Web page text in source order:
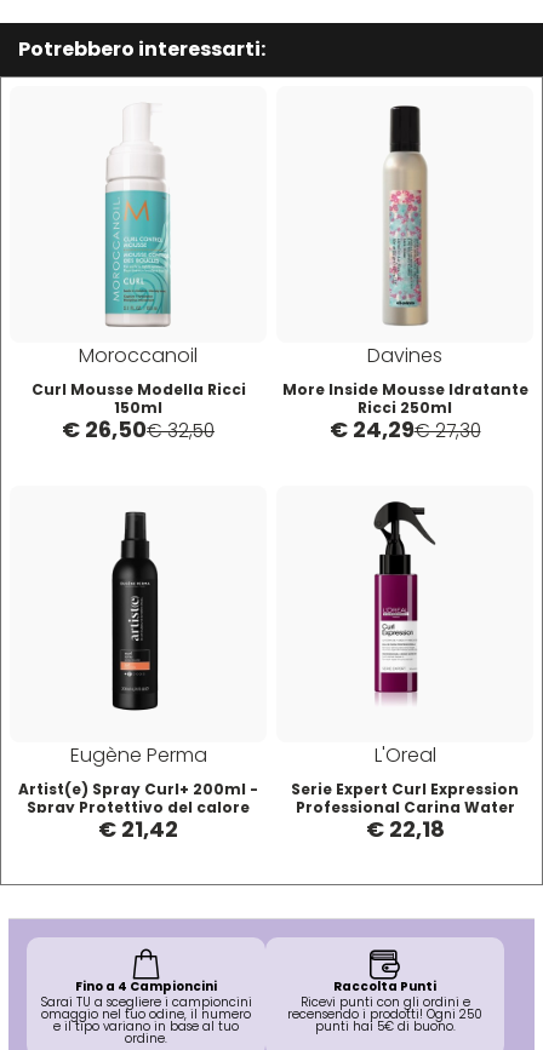
WAHL
Wella
Wetbrush
WOODY'S
Xanitalia
Potrebbero interessarti:
Moroccanoil
Curl Mousse Modella Ricci
150ml
€ 26,50€ 32,50
Davines
More Inside Mousse Idratante
Ricci 250ml
€ 24,29€ 27,30
Eugène Perma
Artist(e) Spray Curl+ 200ml -
Spray Protettivo del calore
€ 21,42
L'Oreal
Serie Expert Curl Expression
Professional Caring Water
Mist - Ravvivante Ricci/Mossi
190 ml
€ 22,18
Fino a 4 Campioncini
Sarai TU a scegliere i campioncini
omaggio nel tuo odine, il numero
e il tipo variano in base al tuo
ordine.
Raccolta Punti
Ricevi punti con gli ordini e
recensendo i prodotti! Ogni 250
punti hai 5€ di buono.